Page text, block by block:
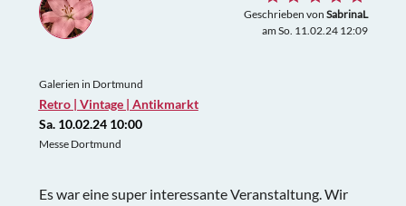
Geschrieben von SabrinaL
am So. 11.02.24 12:09
Galerien in Dortmund
Retro | Vintage | Antikmarkt
Sa. 10.02.24 10:00
Messe Dortmund
Es war eine super interessante Veranstaltung. Wir